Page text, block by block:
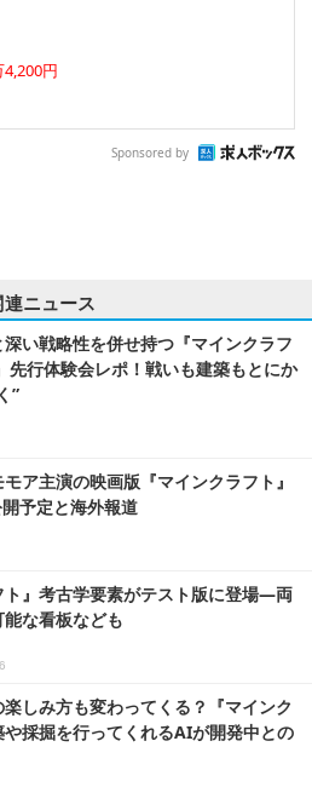
円
Sponsored by
連ニュース
い戦略性を併せ持つ『マインクラフ
先行体験会レポ！戦いも建築もとにか
”
ア主演の映画版『マインクラフト』
予定と海外報道
ト』考古学要素がテスト版に登場―両
な看板なども
しみ方も変わってくる？『マインク
採掘を行ってくれるAIが開発中との